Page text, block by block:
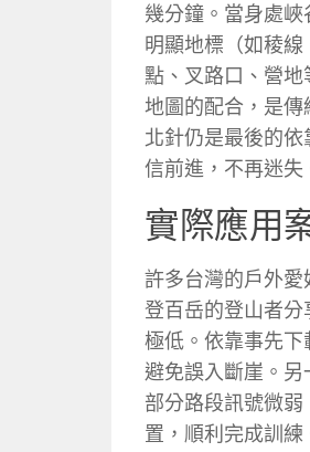
幾分鐘。當身處
明顯地標（如稜
點、叉路口、營
地圖的配合，是
北針仍是最後的
信前進，不再迷失
實際應用
許多台灣的戶外
登百岳的登山者
極低。依靠事先下
避免誤入斷崖。
部分路段訊號微
置，順利完成訓